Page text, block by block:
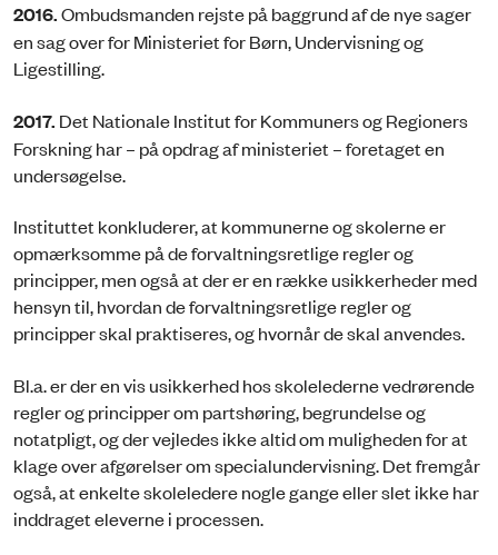
2016.Ombudsmanden rejste på baggrund af de nye sager
en sag over for Ministeriet for Børn, Undervisning og
Ligestilling.
2017. Det Nationale Institut for Kommuners og Regioners
Forskning har – på opdrag af ministeriet – foretaget en
undersøgelse.
Instituttet konkluderer, at kommunerne og skolerne er
opmærksomme på de forvaltningsretlige regler og
principper, men også at der er en række usikkerheder med
hensyn til, hvordan de forvaltningsretlige regler og
principper skal praktiseres, og hvornår de skal anvendes.
Bl.a. er der en vis usikkerhed hos skolelederne vedrørende
regler og principper om partshøring, begrundelse og
notatpligt, og der vejledes ikke altid om muligheden for at
klage over afgørelser om specialundervisning. Det fremgår
også, at enkelte skoleledere nogle gange eller slet ikke har
inddraget eleverne i processen.